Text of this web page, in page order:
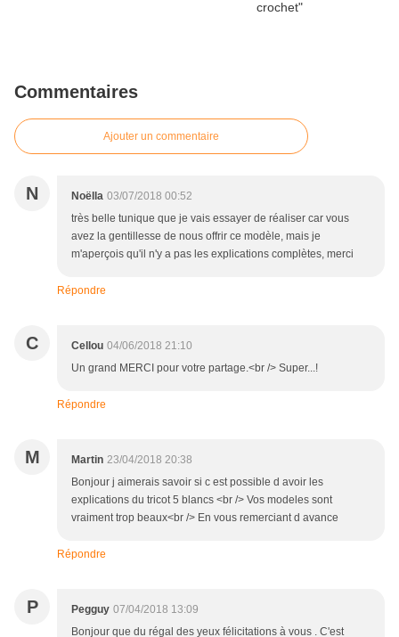
Commentaires
Ajouter un commentaire
N Noëlla 03/07/2018 00:52
très belle tunique que je vais essayer de réaliser car vous
avez la gentillesse de nous offrir ce modèle, mais je
m'aperçois qu'il n'y a pas les explications complètes, merci
Répondre
C Cellou 04/06/2018 21:10
Un grand MERCI pour votre partage.<br /> Super...!
Répondre
M Martin 23/04/2018 20:38
Bonjour j aimerais savoir si c est possible d avoir les
explications du tricot 5 blancs <br /> Vos modeles sont
vraiment trop beaux<br /> En vous remerciant d avance
Répondre
P Pegguy 07/04/2018 13:09
Bonjour que du régal des yeux félicitations à vous . C'est